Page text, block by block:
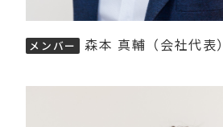
メンバー 森本 真輔（会社代表）